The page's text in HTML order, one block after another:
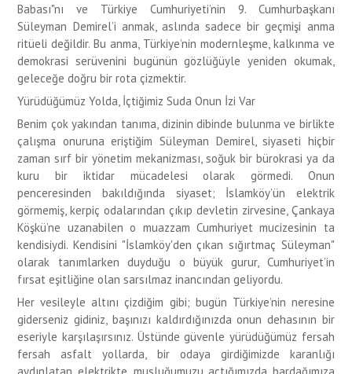
Babası"nı ve Türkiye Cumhuriyeti’nin 9. Cumhurbaşkanı
Süleyman Demirel’i anmak, aslında sadece bir geçmişi anma
ritüeli değildir. Bu anma, Türkiye’nin modernleşme, kalkınma ve
demokrasi serüvenini bugünün gözlüğüyle yeniden okumak,
geleceğe doğru bir rota çizmektir.
Yürüdüğümüz Yolda, İçtiğimiz Suda Onun İzi Var
Benim çok yakından tanıma, dizinin dibinde bulunma ve birlikte
çalışma onuruna eriştiğim Süleyman Demirel, siyaseti hiçbir
zaman sırf bir yönetim mekanizması, soğuk bir bürokrasi ya da
kuru bir iktidar mücadelesi olarak görmedi. Onun
penceresinden bakıldığında siyaset; İslamköy’ün elektrik
görmemiş, kerpiç odalarından çıkıp devletin zirvesine, Çankaya
Köşkü’ne uzanabilen o muazzam Cumhuriyet mucizesinin ta
kendisiydi. Kendisini "İslamköy'den çıkan sığırtmaç Süleyman"
olarak tanımlarken duyduğu o büyük gurur, Cumhuriyet’in
fırsat eşitliğine olan sarsılmaz inancından geliyordu.
Her vesileyle altını çizdiğim gibi; bugün Türkiye’nin neresine
giderseniz gidiniz, başınızı kaldırdığınızda onun dehasının bir
eseriyle karşılaşırsınız. Üstünde güvenle yürüdüğümüz fersah
fersah asfalt yollarda, bir odaya girdiğimizde karanlığı